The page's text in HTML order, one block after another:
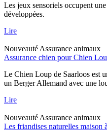
Les jeux sensoriels occupent
développées.
Lire
Nouveauté Assurance animaux
Assurance chien pour Chien
Le Chien Loup de Saarloos est
un Berger Allemand avec une
Lire
Nouveauté Assurance animaux
Les friandises naturelles maison